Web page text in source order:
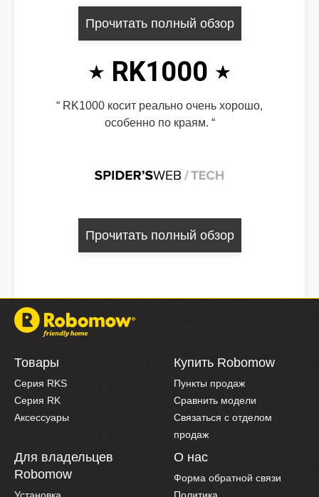
Прочитать полный обзор
RK1000
RK1000 косит реально очень хорошо,
особенно по краям.
Прочитать полный обзор
Товары
Серия RKS
Серия RK
Аксессуары
Купить Robomow
Пункты продаж
Сравнить модели
Связаться с отделом
продаж
Для владельцев
Robomow
О нас
Форма обратной связи